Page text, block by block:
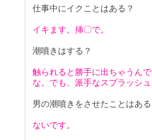
仕事中にイクことはある？
イキます。挿〇で。
潮噴きはする？
触られると勝手に出ちゃうん
な。でも、派手なスプラッシ
男の潮噴きをさせたことはある
ないです。